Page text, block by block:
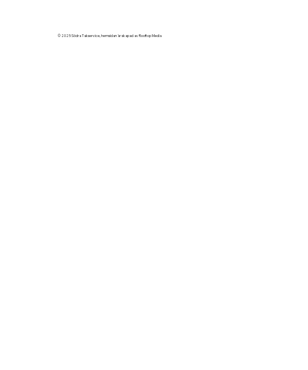
© 2025 Södra Takservice, hemsidan är skapad avRooftop Media